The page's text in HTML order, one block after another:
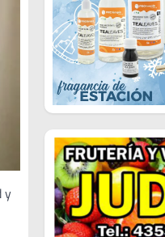
y